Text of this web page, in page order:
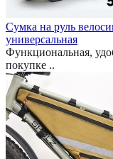
Сумка на руль
универсальная
Функциональная,
покупке ..